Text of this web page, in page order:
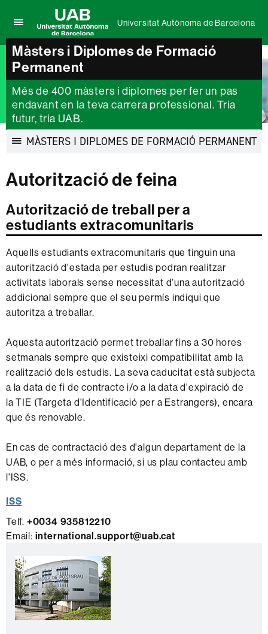
per
desplegar
el
menú
de
Universitat
Autònoma
de
Barcelona
UAB
Universitat
Autònoma
de
Barcelona
Universitat Autònoma de Barcelona
Màsters i Diplomes de Formació
Permanent
Més de 400 màsters i diplomes per fer un pas
endavant en la teva carrera professional. Tria
futur, tria UAB.
MÀSTERS I DIPLOMES DE FORMACIÓ PERMANENT
navegació
Autorització de feina
Autorització de treball per a
estudiants extracomunitaris
Aquells estudiants extracomunitaris que tinguin una
autorització d'estada per estudis podran realitzar
activitats laborals sense necessitat d'una autorització
addicional sempre que el seu permís indiqui que
autoritza a treballar.
Aquesta autorització permet treballar fins a 30 hores
setmanals sempre que existeixi compatibilitat amb la
realització dels estudis. La seva caducitat està subjecta
a la data de fi de contracte i/o a la data d'expiració de
la TIE (Targeta d'Identificació per a Estrangers), encara
que és renovable.
En cas de contractació des d'algun departament de la
UAB, o per a més informació, si us plau contacteu amb
l'ISS.
ISS
Telf. +0034 935812210
Email: international.support@uab.cat
complementària
C
o
n
t